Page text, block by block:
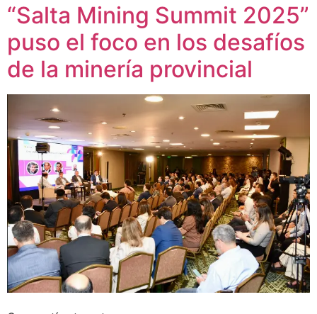
“Salta Mining Summit 2025”
puso el foco en los desafíos
de la minería provincial